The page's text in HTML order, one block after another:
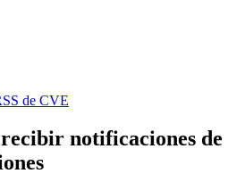
de CVE
notificaciones de